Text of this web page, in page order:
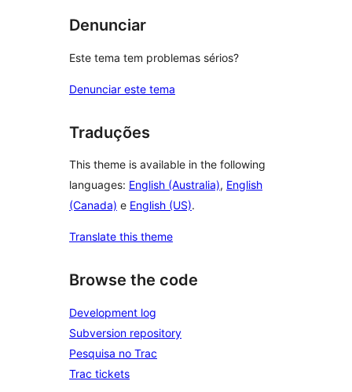
Denunciar
Este tema tem problemas sérios?
Denunciar este tema
Traduções
This theme is available in the following
languages: English (Australia), English
(Canada) e English (US).
Translate this theme
Browse the code
Development log
Subversion repository
Pesquisa no Trac
Trac tickets